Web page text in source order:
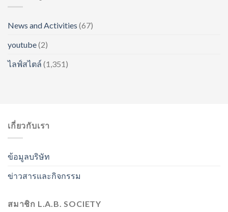
News and Activities (67)
youtube(2)
ไลฟ์สไตล์ (1,351)
เกี่ยวกับเรา
ข้อมูลบริษัท
ข่าวสารและกิจกรรม
สมาชิก L.A.B. SOCIETY